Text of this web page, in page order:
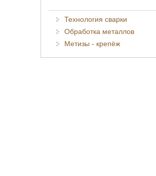
Технология сварки
Обработка металлов
Метизы - крепёж